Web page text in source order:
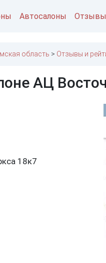
Автосалоны Отзывы
область Отзывы и
АЦ
18к7